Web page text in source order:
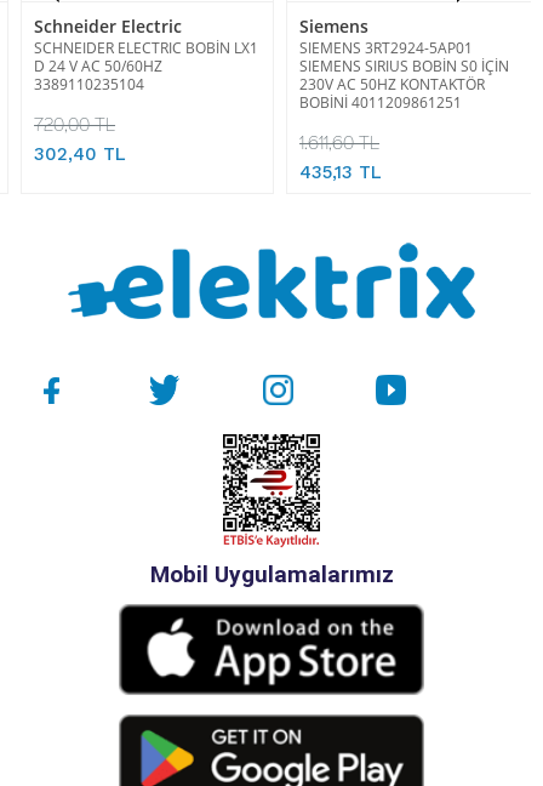
Schneider Electric
SCHNEIDER ELECTRIC BOBİN LX1
D 24 V AC 50/60HZ
3389110235104
720,00 TL
302,40 TL
Siemens
SIEMENS 3RT2924-5AP01
SIEMENS SIRIUS BOBİN S0 İÇİN
230V AC 50HZ KONTAKTÖR
BOBİNİ 4011209861251
1.611,60 TL
435,13 TL
Mobil Uygulamalarımız